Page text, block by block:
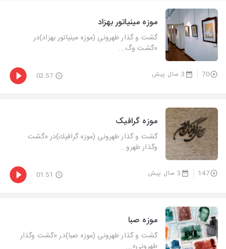
موزه مینیاتور بهزاد
گشت و گذار طهرونی (موزه مینیاتور بهزاد)در
«گشت‌ وگ...
70 3 سال پیش 02:57
موزه گرافیک
گشت و گذار طهرونی (موزه گرافیك)در «گشت‌
وگذار طهرو...
147 3 سال پیش 01:51
موزه صبا
گشت و گذار طهرونی (موزه صبا)در «گشت‌ وگذار
طهرونی»...